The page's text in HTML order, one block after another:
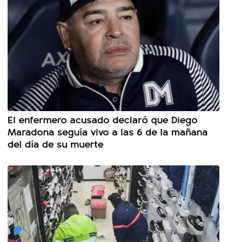
El enfermero acusado declaró que Diego
Maradona seguía vivo a las 6 de la mañana
del día de su muerte